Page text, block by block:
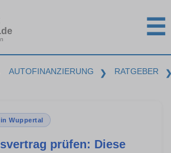
.de ☰
AUTOFINANZIERUNG ❯ RATGEBER
Wuppertal
prüfen: Diese